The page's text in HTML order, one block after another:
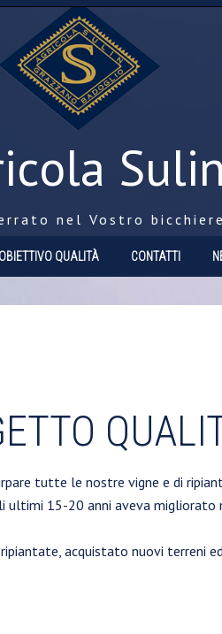
Sulin
nel Vostro bicchiere
OBIETTIVO QUALITÀ CONTATTI
tutte le nostre vigne e di
15-20 anni aveva
acquistato nuovi terreni